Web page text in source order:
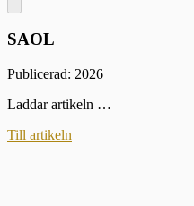
SAOL
Publicerad: 2026
Laddar artikeln …
Till artikeln